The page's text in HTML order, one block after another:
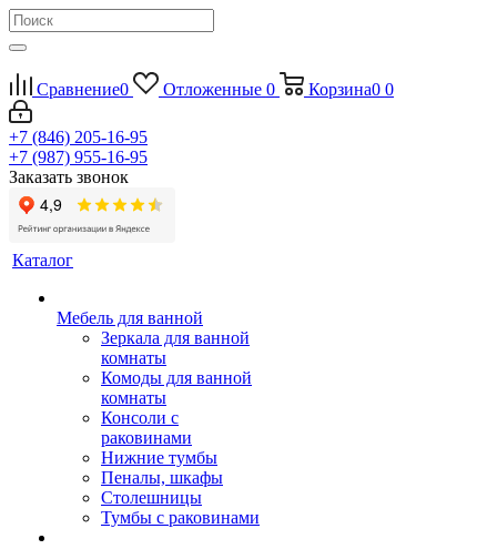
Сравнение0 Отложенные 0 Корзина0 0
+7 (846) 205-16-95
+7 (987) 955-16-95
Заказать звонок
Каталог
Мебель для ванной
Зеркала для ванной
комнаты
Комоды для ванной
комнаты
Консоли с
раковинами
Нижние тумбы
Пеналы, шкафы
Столешницы
Тумбы с раковинами